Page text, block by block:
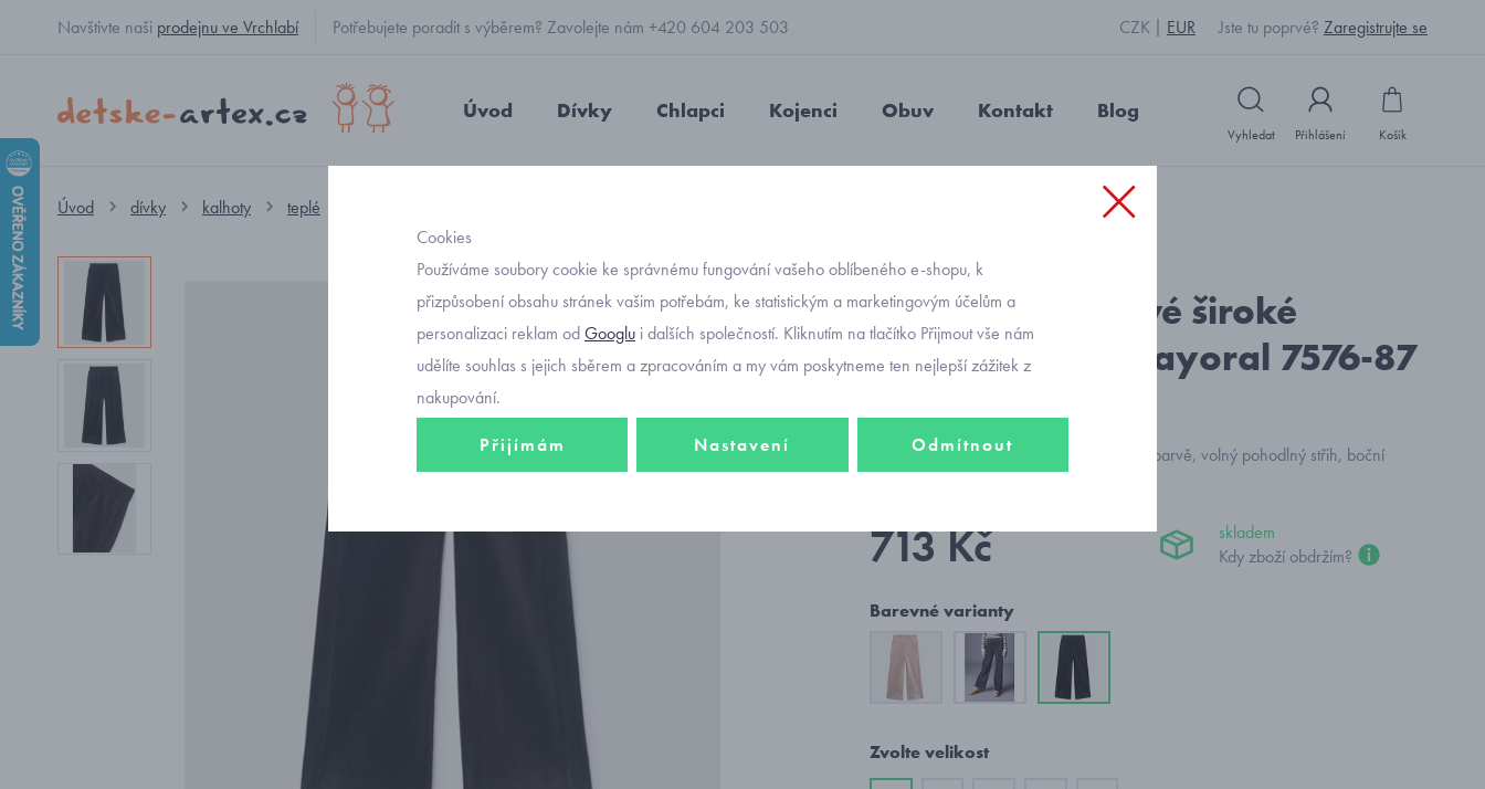
Navštivte naši prodejnu ve Vrchlabí Potřebujete poradit s výběrem? Zavolejte nám +420 604 203 503 CZK EUR Jste tu poprvé? Zaregistrujte se
Úvod Dívky Chlapci Kojenci Obuv Kontakt Blog
Vyhledat Přihlášení Košík
Úvod dívky kalhoty teplé
Objednávací kód: Y20315_černá
dívčí manšestrové široké
kalhoty černé Mayoral 7576-87
Dívčí manšestrové široké kalhoty v černé barvě, volný pohodlný střih, boční
713 Kč
skladem
Kdy zboží obdržím?
Barevné varianty
Zvolte velikost
Cookies
Používáme soubory cookie ke správnému fungování vašeho oblíbeného e-shopu, k
přizpůsobení obsahu stránek vašim potřebám, ke statistickým a marketingovým účelům a
personalizaci reklam odGooglu i dalších společností. Kliknutím na tlačítko Přijmout vše nám
udělíte souhlas s jejich sběrem a zpracováním a my vám poskytneme ten nejlepší zážitek z
nakupování.
Přijímám Nastavení Odmítnout